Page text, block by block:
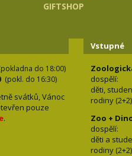
GIFTSHOP
do 18:00)
(pokl. do 16:30)
svátků, Vánoc
pouze
.
Vstupné
dospělí:
děti,
rodiny
Zoo +
děti a
rodiny